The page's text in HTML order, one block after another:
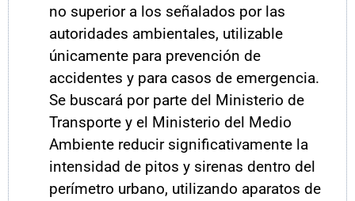
no superior a los señalados por las
autoridades ambientales, utilizable
únicamente para prevención de
accidentes y para casos de emergencia.
Se buscará por parte del Ministerio de
Transporte y el Ministerio del Medio
Ambiente reducir significativamente la
intensidad de pitos y sirenas dentro del
perímetro urbano, utilizando aparatos de